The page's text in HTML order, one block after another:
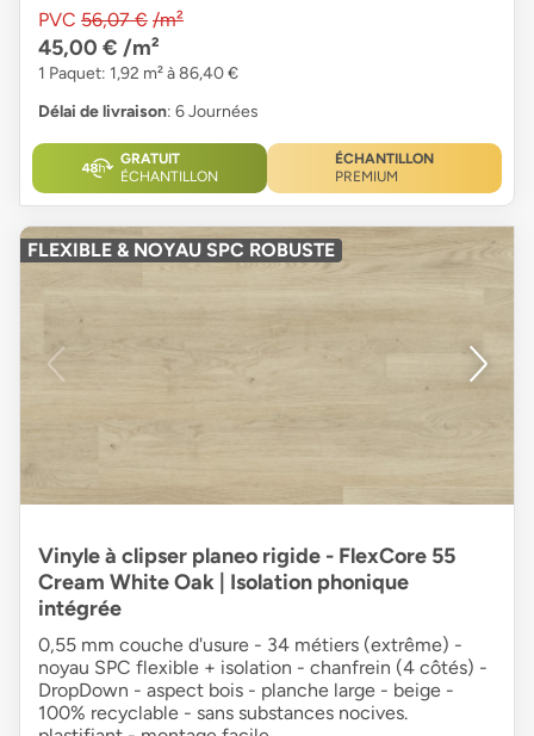
PVC 56,07 € /m²
45,00 € /m²
1 Paquet: 1,92 m² à 86,40 €
Délai de livraison: 6 Journées
GRATUIT
ÉCHANTILLON
ÉCHANTILLON
PREMIUM
FLEXIBLE & NOYAU SPC ROBUSTE
Vinyle à clipser planeo rigide - FlexCore 55
Cream White Oak | Isolation phonique
intégrée
0,55 mm couche d'usure - 34 métiers (extrême) -
noyau SPC flexible + isolation - chanfrein (4 côtés) -
DropDown - aspect bois - planche large - beige -
100% recyclable - sans substances nocives.